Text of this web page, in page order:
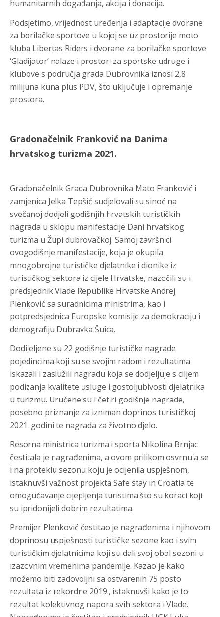
humanitarnih događanja, akcija i donacija.
Podsjetimo, vrijednost uređenja i adaptacije dvorane
za borilačke sportove u kojoj se uz prostorije moto
kluba Libertas Riders i dvorane za borilačke sportove
‘Gladijator’ nalaze i prostori za sportske udruge i
klubove s područja grada Dubrovnika iznosi 2,8
milijuna kuna plus PDV, što uključuje i opremanje
prostora.
Gradonačelnik Franković na Danima
hrvatskog turizma 2021.
Gradonačelnik Grada Dubrovnika Mato Franković i
zamjenica Jelka Tepšić sudjelovali su sinoć na
svečanoj dodjeli godišnjih hrvatskih turističkih
nagrada u sklopu manifestacije Dani hrvatskog
turizma u Župi dubrovačkoj. Samoj završnici
ovogodišnje manifestacije, koja je okupila
mnogobrojne turističke djelatnike i dionike iz
turističkog sektora iz cijele Hrvatske, nazočili su i
predsjednik Vlade Republike Hrvatske Andrej
Plenković sa suradnicima ministrima, kao i
potpredsjednica Europske komisije za demokraciju i
demografiju Dubravka Šuica.
Dodijeljene su 22 godišnje turističke nagrade
pojedincima koji su se svojim radom i rezultatima
iskazali i zaslužili nagradu koja se dodjeljuje s ciljem
podizanja kvalitete usluge i gostoljubivosti djelatnika
u turizmu. Uručene su i četiri godišnje nagrade,
posebno priznanje za izniman doprinos turističkoj
2021. godini te nagrada za životno djelo.
Resorna ministrica turizma i sporta Nikolina Brnjac
čestitala je nagrađenima, a ovom prilikom osvrnula se
i na proteklu sezonu koju je ocijenila uspješnom,
istaknuvši važnost projekta Safe stay in Croatia te
omogućavanje cijepljenja turistima što su koraci koji
su ipridonijeli dobrim rezultatima.
Premijer Plenković čestitao je nagrađenima i njihovom
doprinosu uspješnosti turističke sezone kao i svim
turističkim djelatnicima koji su dali svoj obol sezoni u
izazovnim vremenima pandemije. Kazao je kako
možemo biti zadovoljni sa ostvarenih 75 posto
rezultata iz rekordne 2019., istaknuvši kako je to
rezultat kolektivnog napora svih sektora i Vlade.